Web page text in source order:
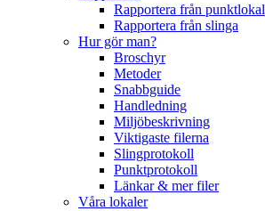
Rapportera från punktlokal
Rapportera från slinga
Hur gör man?
Broschyr
Metoder
Snabbguide
Handledning
Miljöbeskrivning
Viktigaste filerna
Slingprotokoll
Punktprotokoll
Länkar & mer filer
Våra lokaler